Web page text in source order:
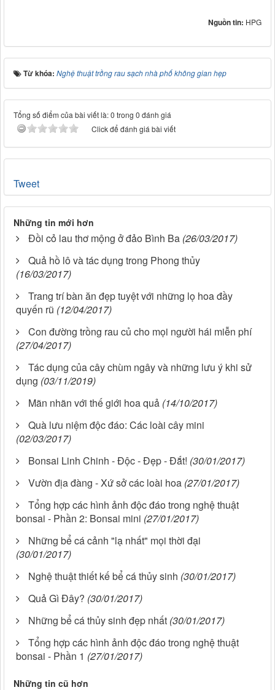
Nguồn tin: HPG
Từ khóa: Nghệ thuật trồng rau sạch nhà phố không gian hẹp
Tổng số điểm của bài viết là: 0 trong 0 đánh giá
Click để đánh giá bài viết
Tweet
Những tin mới hơn
Đồi cỏ lau thơ mộng ở đảo Bình Ba (26/03/2017)
Quả hồ lô và tác dụng trong Phong thủy
(16/03/2017)
Trang trí bàn ăn đẹp tuyệt với những lọ hoa đầy
quyến rũ (12/04/2017)
Con đường trồng rau củ cho mọi người hái miễn phí
(27/04/2017)
Tác dụng của cây chùm ngây và những lưu ý khi sử
dụng (03/11/2019)
Mãn nhãn với thế giới hoa quả (14/10/2017)
Quà lưu niệm độc đáo: Các loài cây mini
(02/03/2017)
Bonsai Linh Chinh - Độc - Đẹp - Đắt! (30/01/2017)
Vườn địa đàng - Xứ sở các loài hoa (27/01/2017)
Tổng hợp các hình ảnh độc đáo trong nghệ thuật
bonsai - Phần 2: Bonsai mini (27/01/2017)
Những bể cá cảnh "lạ nhất" mọi thời đại
(30/01/2017)
Nghệ thuật thiết kế bể cá thủy sinh (30/01/2017)
Quả Gì Đây? (30/01/2017)
Những bể cá thủy sinh đẹp nhất (30/01/2017)
Tổng hợp các hình ảnh độc đáo trong nghệ thuật
bonsai - Phần 1 (27/01/2017)
Những tin cũ hơn